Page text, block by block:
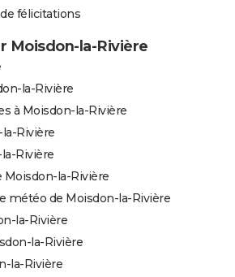
félicitations
Moisdon-la-Rivière
la-Rivière
à Moisdon-la-Rivière
Rivière
Rivière
la-Rivière
météo de Moisdon-la-Rivière
la-Rivière
la-Rivière
la-Rivière